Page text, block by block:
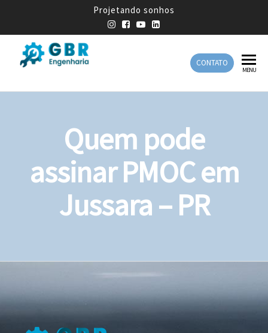
Projetando sonhos
Engenharia
Engenharia
CONTATO
MENU
Quem pode
assinar PMOC em
Jussara – PR